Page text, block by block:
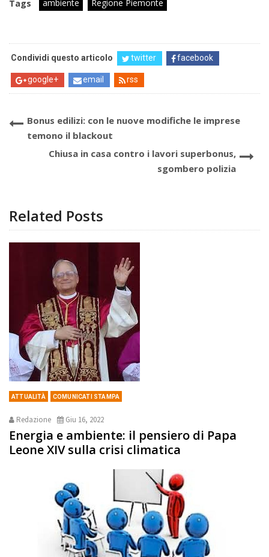
Tags ambiente Regione Piemonte
Condividi questo articolo twitter facebook
google+ email rss
Bonus edilizi: con le nuove modifiche le imprese
temono il blackout
Chiusa in casa contro i lavori superbonus,
sgombero polizia
Related Posts
ATTUALITÀ COMUNICATI STAMPA
Redazione Giu 16, 2022
Energia e ambiente: il pensiero di Papa
Leone XIV sulla crisi climatica